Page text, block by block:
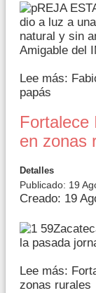
dio a luz a
natural y sin
Amigable del
Lee más:
papás
Fortalece
en zonas
Detalles
Publicado: 19
Creado: 19
la pasada
Lee más:
zonas rurales